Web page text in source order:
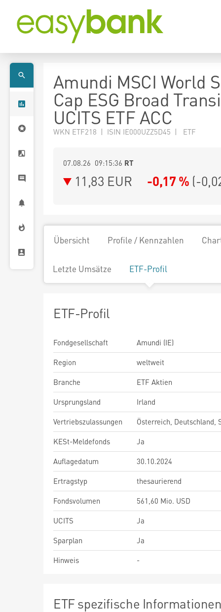
Amundi MSCI World
Cap ESG Broad
UCITS ETF ACC
WKN ETF218 | ISIN IE000UZZ5D45 | ETF
07.08.26 09:15:36 RT
11,83 EUR -0,17 % (-
Übersicht Profile / Kennzahlen
Letzte Umsätze ETF-Profil
ETF-Profil
Fondgesellschaft
Amundi (IE)
Region
weltweit
Branche
ETF Aktien
Ursprungsland
Irland
Vertriebszulassungen
Österreich, Deutschland,
KESt-Meldefonds
Ja
Auflagedatum
30.10.2024
Ertragstyp
thesaurierend
Fondsvolumen
561,60 Mio. USD
UCITS
Ja
Sparplan
Ja
Hinweis
-
ETF spezifische